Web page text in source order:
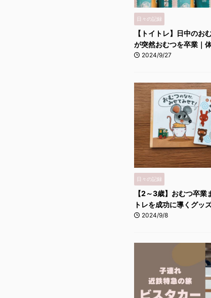
日々の記録
【トイトレ】日中のお
が突然おむつを卒業｜
2024/9/27
日々の記録
【2～3歳】おむつ卒
トレを成功に導くグッ
2024/9/8